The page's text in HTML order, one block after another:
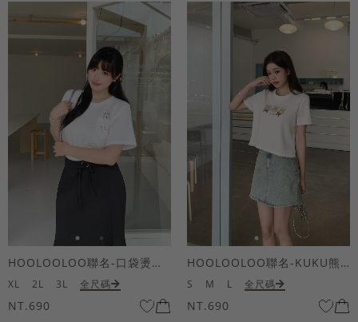
HOOLOOLOO聯名-口袋燙金KUKU熊短袖上衣
XL 2L 3L 全尺碼
NT.690
HOOLOOLOO聯名-KUKU熊蝴蝶結短袖上衣
S M L 全尺碼
NT.690